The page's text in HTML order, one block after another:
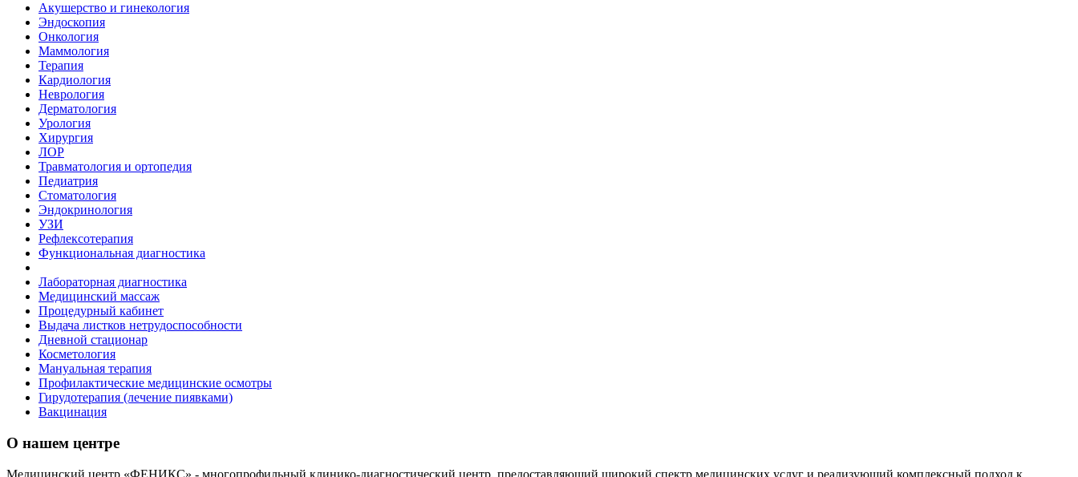
Акушерство и гинекология
Эндоскопия
Онкология
Маммология
Терапия
Кардиология
Неврология
Дерматология
Урология
Хирургия
ЛОР
Травматология и ортопедия
Педиатрия
Стоматология
Эндокринология
УЗИ
Рефлексотерапия
Функциональная диагностика
Лабораторная диагностика
Медицинский массаж
Процедурный кабинет
Выдача листков нетрудоспособности
Дневной стационар
Косметология
Мануальная терапия
Профилактические медицинские осмотры
Гирудотерапия (лечение пиявками)
Вакцинация
О нашем центре
Медицинский центр «ФЕНИКС» - многопрофильный клинико-диагностический центр, предоставляющий широкий спектр медицинских услуг и реализующий комплексный подход к